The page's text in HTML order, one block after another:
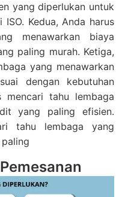
yang diperlukan untuk
Kedua, Anda harus
menawarkan biaya
paling murah. Ketiga,
yang menawarkan
dengan kebutuhan
mencari tahu lembaga
yang paling efisien.
tahu lembaga yang